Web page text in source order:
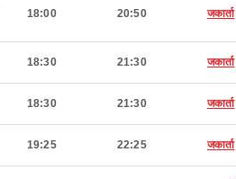
18:00 20:50 जकार्ता
18:30 21:30 जकार्ता
18:30 21:30 जकार्ता
19:25 22:25 जकार्ता